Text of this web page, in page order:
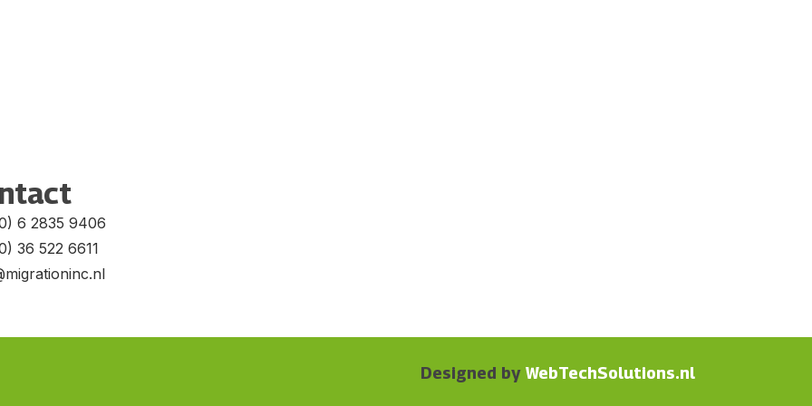
6 2835 9406
36 522 6611
Designed by WebTechSolutions.nl​